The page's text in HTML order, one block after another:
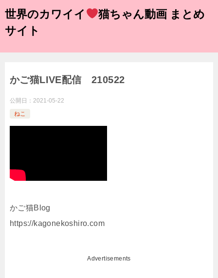
世界のカワイイ
猫ちゃん動画 まとめ
サイト
かご猫LIVE配信 210522
公開日： 2021-05-22
ねこ
かご猫Blog
https://kagonekoshiro.com
Advertisements